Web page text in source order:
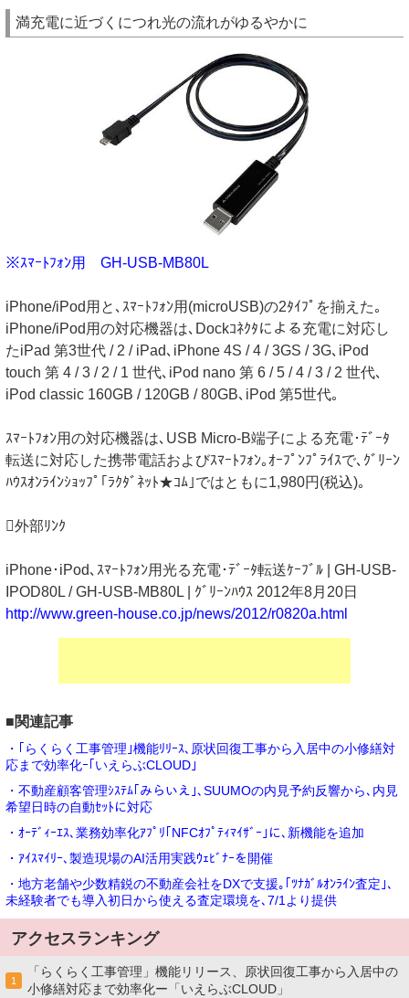
満充電に近づくにつれ光の流れがゆるやかに
※ｽﾏｰﾄﾌｫﾝ用 GH-USB-MB80L
iPhone/iPod用と､ｽﾏｰﾄﾌｫﾝ用(microUSB)の2ﾀｲﾌﾟを揃えた｡
iPhone/iPod用の対応機器は､Dockｺﾈｸﾀによる充電に対応し
たiPad 第3世代 / 2 / iPad､iPhone 4S / 4 / 3GS / 3G､iPod
touch 第 4 / 3 / 2 / 1 世代､iPod nano 第 6 / 5 / 4 / 3 / 2 世代､
iPod classic 160GB / 120GB / 80GB､iPod 第5世代｡
ｽﾏｰﾄﾌｫﾝ用の対応機器は､USB Micro-B端子による充電･ﾃﾞｰﾀ
転送に対応した携帯電話およびｽﾏｰﾄﾌｫﾝ｡ｵｰﾌﾟﾝﾌﾟﾗｲｽで､ｸﾞﾘｰﾝ
ﾊｳｽｵﾝﾗｲﾝｼｮｯﾌﾟ｢ﾗｸﾀﾞﾈｯﾄ★ｺﾑ｣ではともに1,980円(税込)｡
外部ﾘﾝｸ
iPhone･iPod､ｽﾏｰﾄﾌｫﾝ用光る充電･ﾃﾞｰﾀ転送ｹｰﾌﾞﾙ | GH-USB-
IPOD80L / GH-USB-MB80L | ｸﾞﾘｰﾝﾊｳｽ 2012年8月20日
http://www.green-house.co.jp/news/2012/r0820a.html
■関連記事
・｢らくらく工事管理｣機能ﾘﾘｰｽ､原状回復工事から入居中の小修繕対
応まで効率化ｰ｢いえらぶCLOUD｣
・不動産顧客管理ｼｽﾃﾑ｢みらいえ｣､SUUMOの内見予約反響から､内見
希望日時の自動ｾｯﾄに対応
・ｵｰﾃﾞｨｰｴｽ､業務効率化ｱﾌﾟﾘ｢NFCｵﾌﾟﾃｨﾏｲｻﾞｰ｣に､新機能を追加
・ｱｲｽﾏｲﾘｰ､製造現場のAI活用実践ｳｪﾋﾞﾅｰを開催
・地方老舗や少数精鋭の不動産会社をDXで支援｡｢ﾂﾅｶﾞﾙｵﾝﾗｲﾝ査定｣､
未経験者でも導入初日から使える査定環境を､7/1より提供
アクセスランキング
1
「らくらく工事管理」機能リリース、原状回復工事から入居中の
小修繕対応まで効率化ー「いえらぶCLOUD」